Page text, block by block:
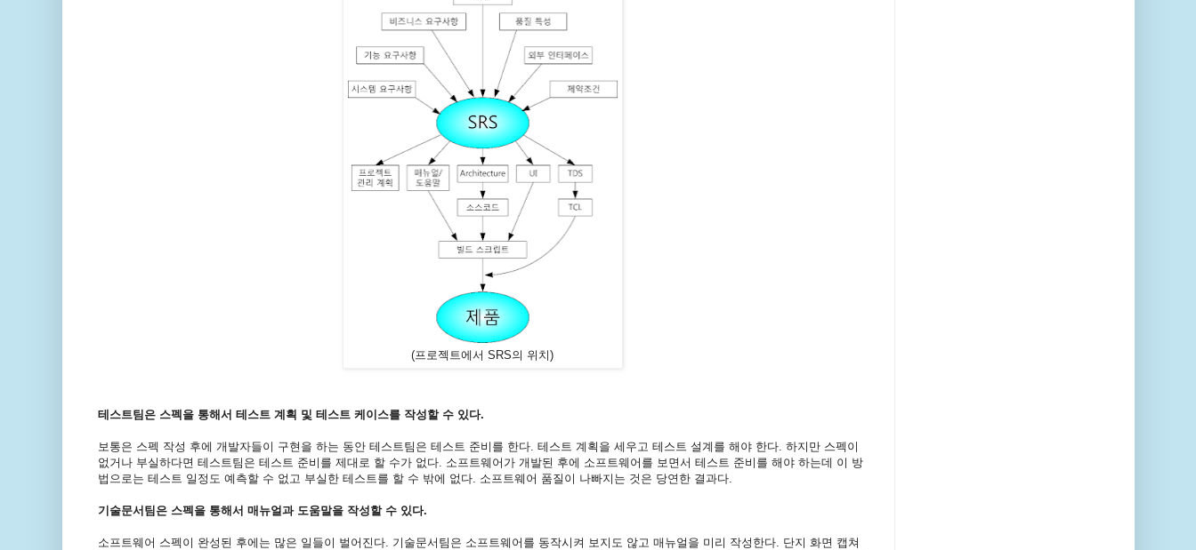
(프로젝트에서 SRS의 위치)
테스트팀은 스펙을 통해서 테스트 계획 및 테스트 케이스를 작성할 수 있다.
보통은 스펙 작성 후에 개발자들이 구현을 하는 동안 테스트팀은 테스트 준비를 한다. 테스트 계획을 세우고 테스트 설계를 해야 한다. 하지만 스펙이
없거나 부실하다면 테스트팀은 테스트 준비를 제대로 할 수가 없다. 소프트웨어가 개발된 후에 소프트웨어를 보면서 테스트 준비를 해야 하는데 이 방
법으로는 테스트 일정도 예측할 수 없고 부실한 테스트를 할 수 밖에 없다. 소프트웨어 품질이 나빠지는 것은 당연한 결과다.
기술문서팀은 스펙을 통해서 매뉴얼과 도움말을 작성할 수 있다.
소프트웨어 스펙이 완성된 후에는 많은 일들이 벌어진다. 기술문서팀은 소프트웨어를 동작시켜 보지도 않고 매뉴얼을 미리 작성한다. 단지 화면 캡쳐